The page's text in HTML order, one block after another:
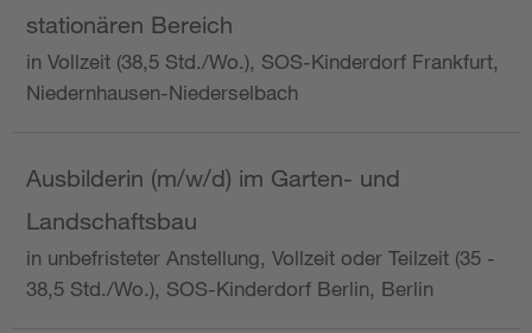
stationären Bereich
in Vollzeit (38,5 Std./Wo.), SOS-Kinderdorf Frankfurt,
Niedernhausen-Niederselbach
Ausbilderin (m/w/d) im Garten- und
Landschaftsbau
in unbefristeter Anstellung, Vollzeit oder Teilzeit (35 -
38,5 Std./Wo.), SOS-Kinderdorf Berlin, Berlin